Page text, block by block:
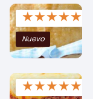
★★★★★
Nuevo
★★★★★